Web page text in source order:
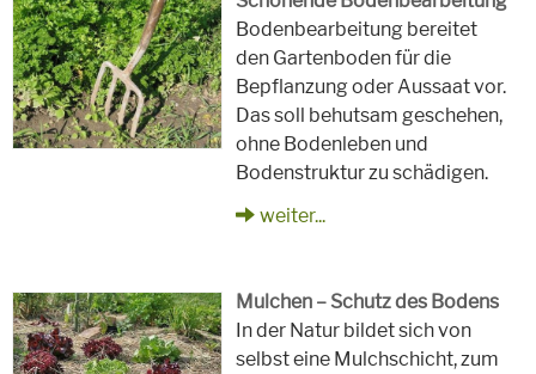
Bodenbearbeitung bereitet
den Gartenboden für die
Bepflanzung oder Aussaat vor.
Das soll behutsam geschehen,
ohne Bodenleben und
Bodenstruktur zu schädigen.
weiter...
Mulchen – Schutz des Bodens
In der Natur bildet sich von
selbst eine Mulchschicht, zum